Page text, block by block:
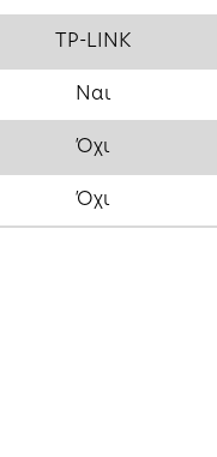
TP-LINK
Ναι
Όχι
Όχι